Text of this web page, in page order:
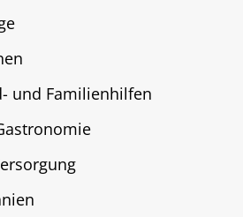
und Familienhilfen